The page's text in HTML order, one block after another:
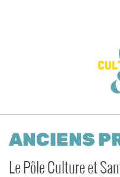
ANCIENS
Le Pôle Culture et